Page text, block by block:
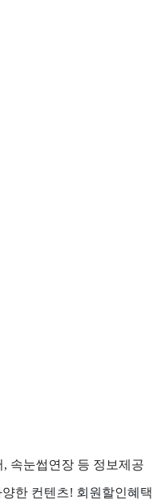
속눈썹연장 등 정보제공
한 컨텐츠! 회원할인혜택